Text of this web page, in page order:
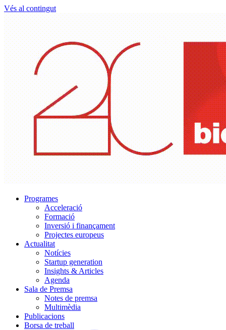
Vés al contingut
Programes
Acceleració
Formació
Inversió i finançament
Projectes europeus
Actualitat
Notícies
Startup generation
Insights & Articles
Agenda
Sala de Premsa
Notes de premsa
Multimèdia
Publicacions
Borsa de treball